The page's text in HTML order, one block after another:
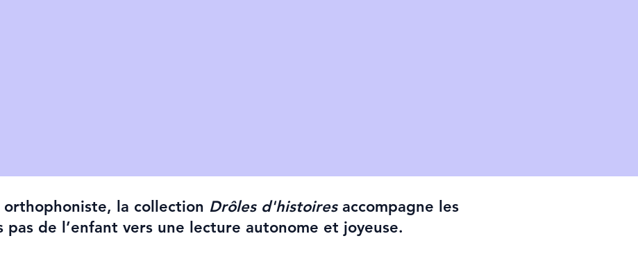
orthophoniste, la collection Drôles d'histoiresaccompagne les
pas de l’enfant vers une lecture autonome et joyeuse.